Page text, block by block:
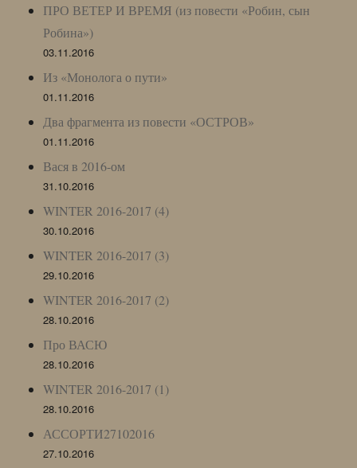
ПРО ВЕТЕР И ВРЕМЯ (из повести «Робин, сын
Робина»)
03.11.2016
Из «Монолога о пути»
01.11.2016
Два фрагмента из повести «ОСТРОВ»
01.11.2016
Вася в 2016-ом
31.10.2016
WINTER 2016-2017 (4)
30.10.2016
WINTER 2016-2017 (3)
29.10.2016
WINTER 2016-2017 (2)
28.10.2016
Про ВАСЮ
28.10.2016
WINTER 2016-2017 (1)
28.10.2016
АССОРТИ27102016
27.10.2016